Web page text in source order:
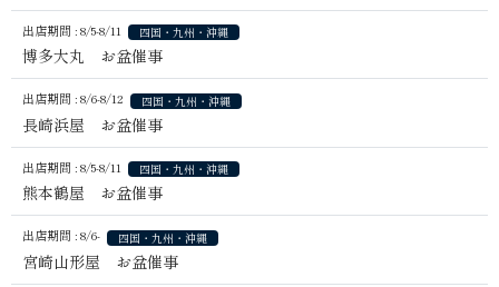
出店期間 : 8/5-8/11 四国・九州・沖縄
博多大丸 お盆催事
出店期間 : 8/6-8/12 四国・九州・沖縄
長崎浜屋 お盆催事
出店期間 : 8/5-8/11 四国・九州・沖縄
熊本鶴屋 お盆催事
出店期間 : 8/6- 四国・九州・沖縄
宮崎山形屋 お盆催事